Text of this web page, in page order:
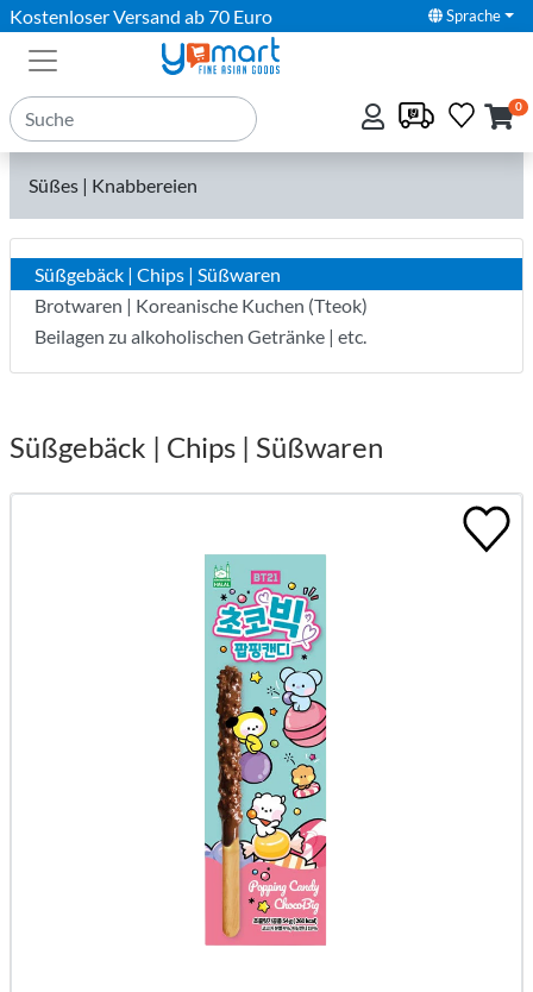
Kostenloser Versand ab 70 Euro Sprache
0
Süßes | Knabbereien
Süßgebäck | Chips | Süßwaren
Brotwaren | Koreanische Kuchen (Tteok)
Beilagen zu alkoholischen Getränke | etc.
Süßgebäck | Chips | Süßwaren